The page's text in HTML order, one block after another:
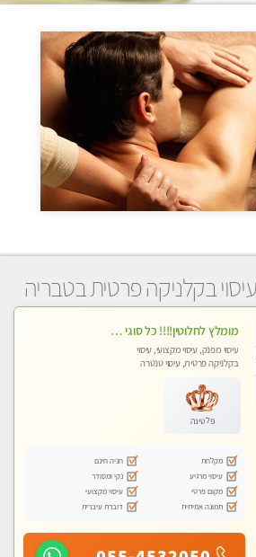
בקלניקה פרטית בטבריה
מומלץ לחלוטין!!!! כל סוגי העיסויים מעסה מקצועית ואיכותית פרטי!!!
עיסוי מפנק, עיסוי מקצועי, עיסוי
בקלניקה פרטית, עיסוי טנטרה
פלטינה
מקלחת
חניה חינם
עיסוי מרגיע
נקי ומסודר
מקום פרטי
עיסוי מקצועי
תמונה אמיתית
דוברת עיברית